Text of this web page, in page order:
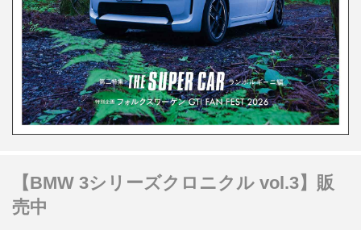
【BMW 3シリーズクロニクル vol.3】販
売中